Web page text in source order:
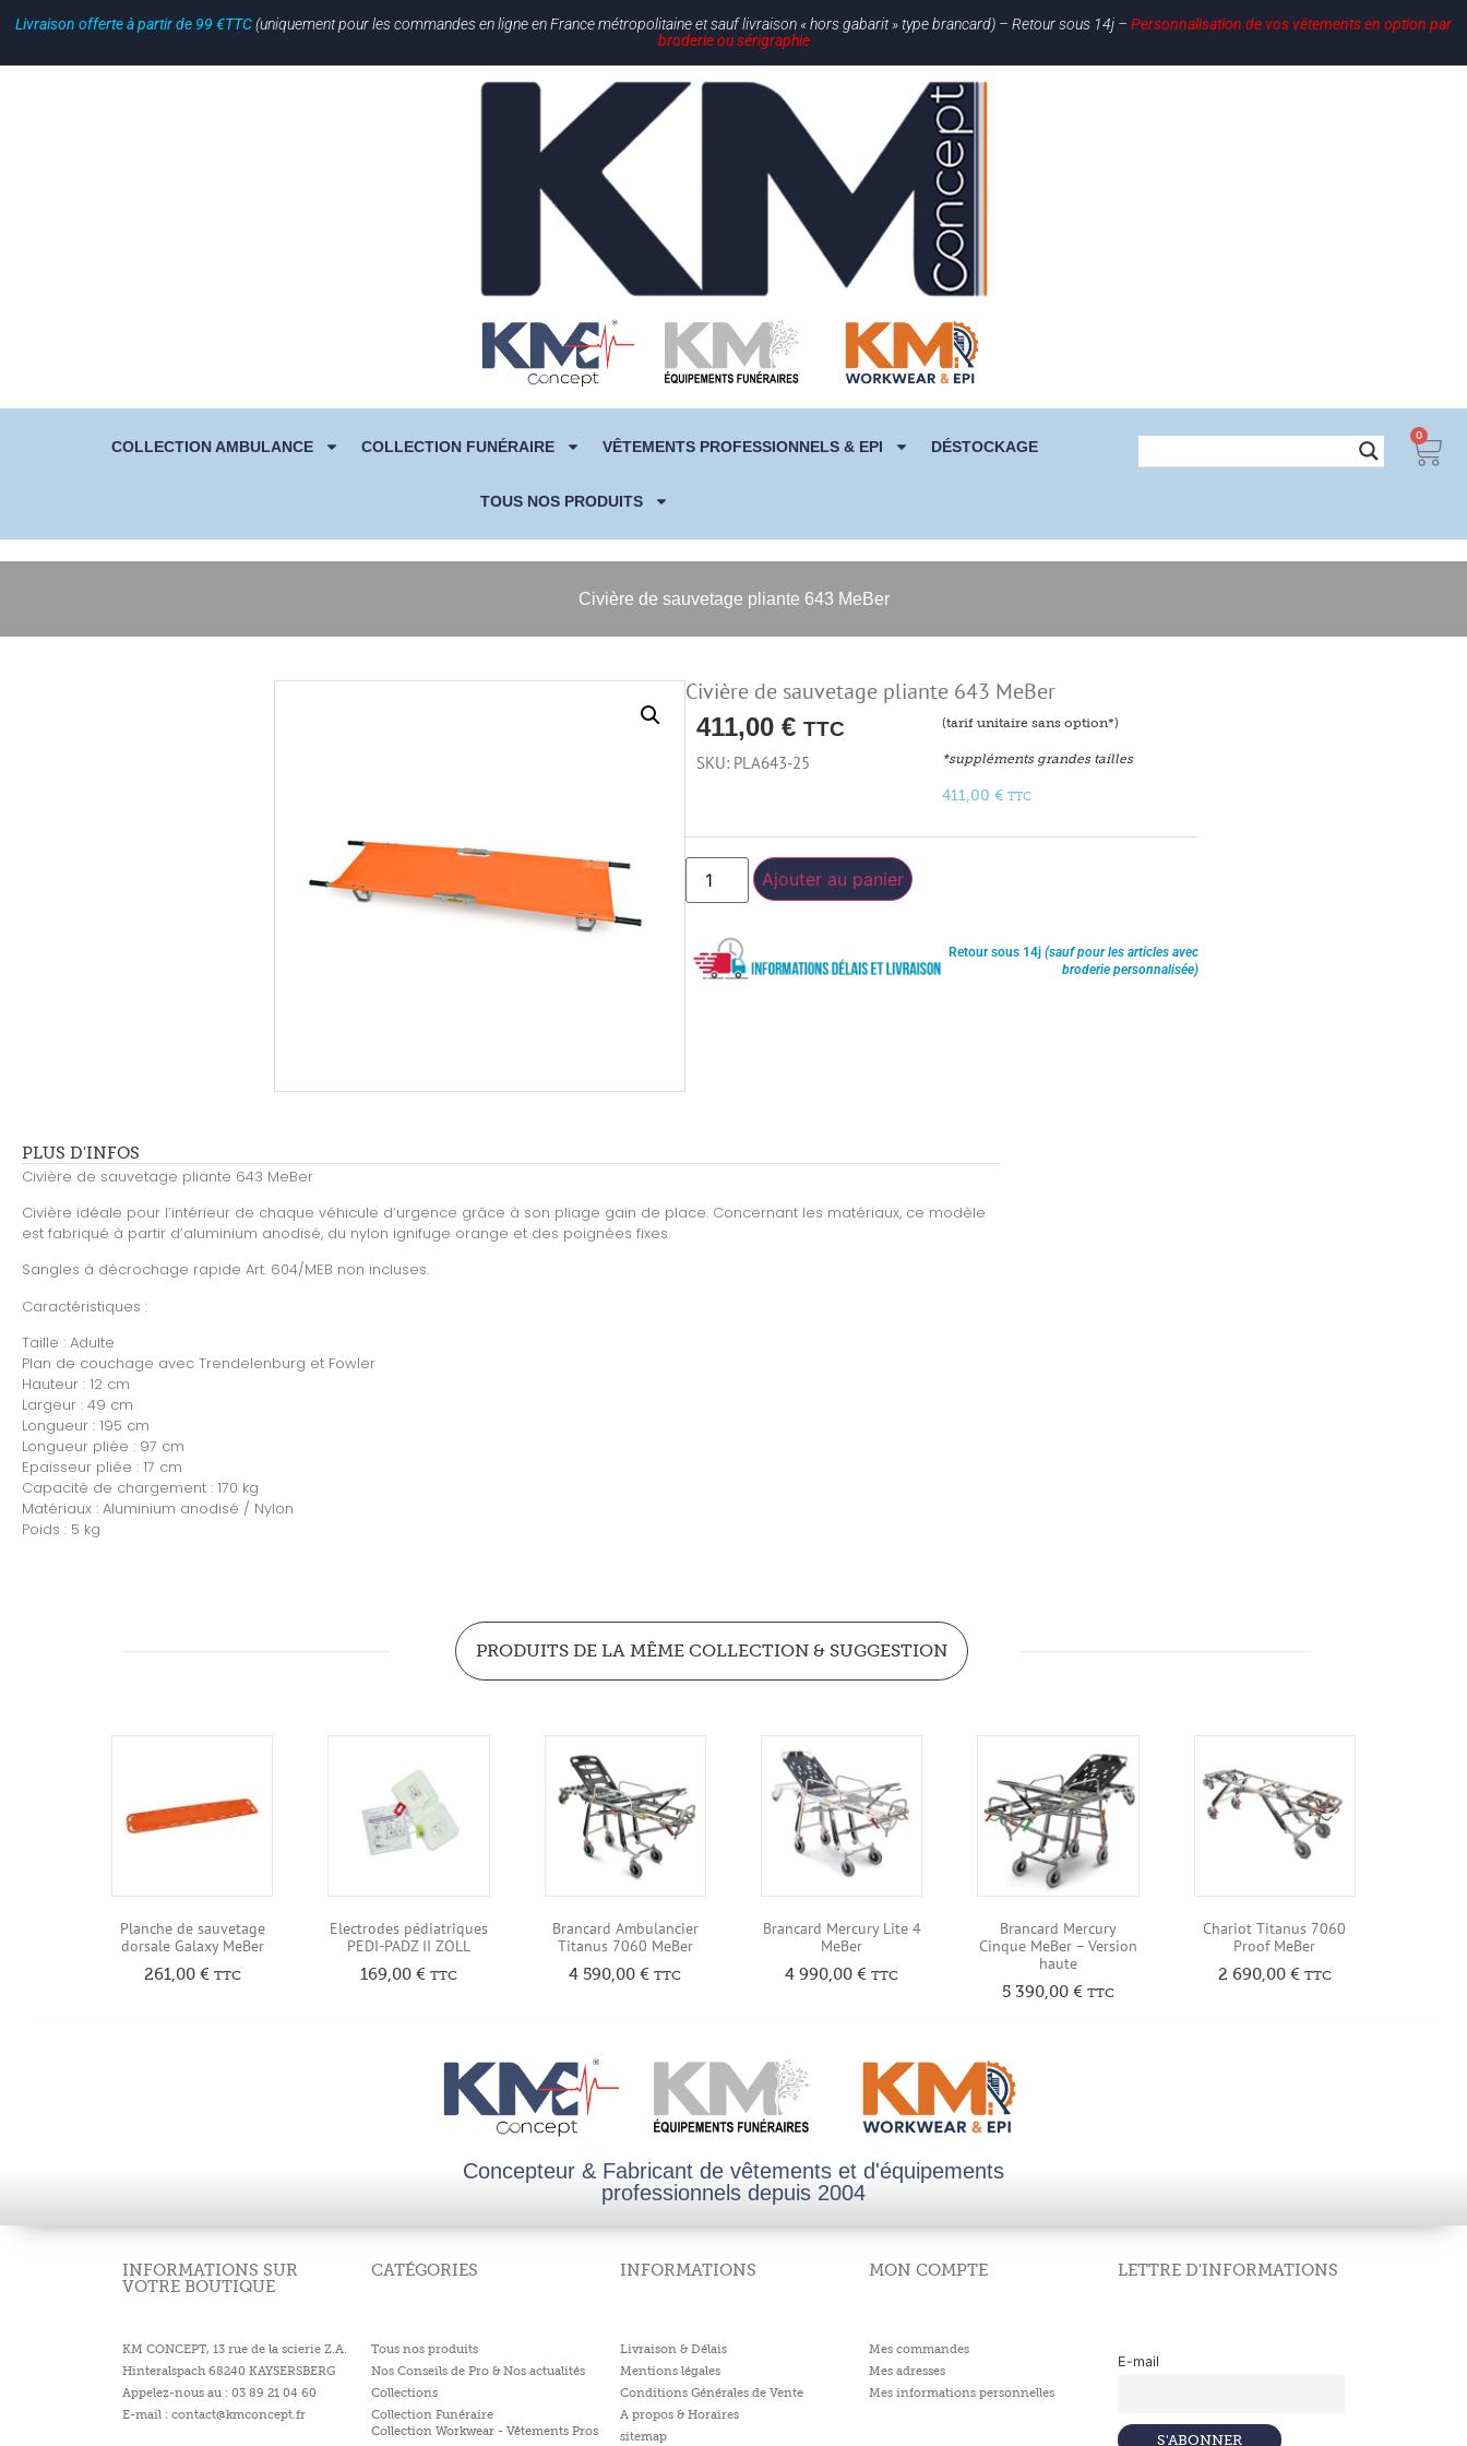
Livraison offerte à partir de 99 €TTC(uniquement pour les commandes en ligne en France métropolitaine et sauf livraison « hors gabarit » type brancard) – Retour sous 14j – Personnalisation de vos vêtements en option par
broderie ou sérigraphie
COLLECTION AMBULANCE COLLECTION FUNÉRAIRE VÊTEMENTS PROFESSIONNELS & EPI DÉSTOCKAGE
TOUS NOS PRODUITS
0
Civière de sauvetage pliante 643 MeBer
Civière de sauvetage pliante 643 MeBer
411,00 € TTC (tarif unitaire sans option*)
*suppléments grandes tailles
SKU: PLA643-25
411,00 € TTC
Ajouter au panier
Retour sous 14j (sauf pour les articles avec
broderie personnalisée)
PLUS D'INFOS
Civière de sauvetage pliante 643 MeBer
Civière idéale pour l’intérieur de chaque véhicule d’urgence grâce à son pliage gain de place. Concernant les matériaux, ce modèle
est fabriqué à partir d’aluminium anodisé, du nylon ignifuge orange et des poignées fixes.
Sangles à décrochage rapide Art. 604/MEB non incluses.
Caractéristiques :
Taille : Adulte
Plan de couchage avec Trendelenburg et Fowler
Hauteur : 12 cm
Largeur : 49 cm
Longueur : 195 cm
Longueur pliée : 97 cm
Epaisseur pliée : 17 cm
Capacité de chargement : 170 kg
Matériaux : Aluminium anodisé / Nylon
Poids : 5 kg
PRODUITS DE LA MÊME COLLECTION & SUGGESTION
Planche de sauvetage
dorsale Galaxy MeBer
261,00 € TTC
Electrodes pédiatriques
PEDI-PADZ II ZOLL
169,00 € TTC
Brancard Ambulancier
Titanus 7060 MeBer
4 590,00€ TTC
Brancard Mercury Lite 4
MeBer
4 990,00€ TTC
Brancard Mercury
Cinque MeBer – Version
haute
5 390,00 € TTC
Chariot Titanus 7060
Proof MeBer
2 690,00 € TTC
Concepteur & Fabricant de vêtements et d'équipements
professionnels depuis 2004
INFORMATIONS SUR
VOTRE BOUTIQUE
CATÉGORIES INFORMATIONS MON COMPTE LETTRE D'INFORMATIONS
KM CONCEPT, 13 rue de la scierie Z.A.
Hinteralspach 68240 KAYSERSBERG
Appelez-nous au : 03 89 21 04 60
E-mail : contact@kmconcept.fr
Tous nos produits
Nos Conseils de Pro & Nos actualités
Collections
Collection Funéraire
Collection Workwear - Vêtements Pros
Livraison & Délais
Mentions légales
Conditions Générales de Vente
A propos & Horaires
sitemap
Mes commandes
Mes adresses
Mes informations personnelles
E-mail